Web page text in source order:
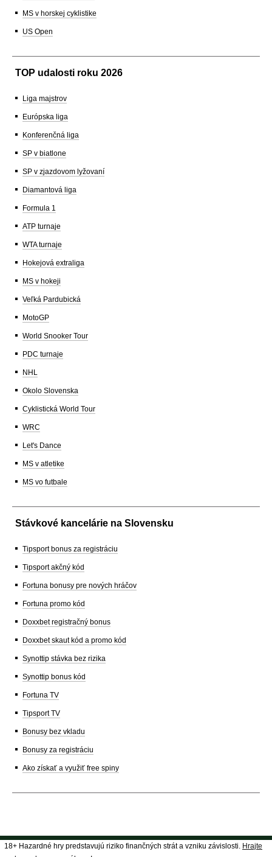
MS v horskej cyklistike
US Open
TOP udalosti roku 2026
Liga majstrov
Európska liga
Konferenčná liga
SP v biatlone
SP v zjazdovom lyžovaní
Diamantová liga
Formula 1
ATP turnaje
WTA turnaje
Hokejová extraliga
MS v hokeji
Veľká Pardubická
MotoGP
World Snooker Tour
PDC turnaje
NHL
Okolo Slovenska
Cyklistická World Tour
WRC
Let's Dance
MS v atletike
MS vo futbale
Stávkové kancelárie na Slovensku
Tipsport bonus za registráciu
Tipsport akčný kód
Fortuna bonusy pre nových hráčov
Fortuna promo kód
Doxxbet registračný bonus
Doxxbet skaut kód a promo kód
Synottip stávka bez rizika
Synottip bonus kód
Fortuna TV
Tipsport TV
Bonusy bez vkladu
Bonusy za registráciu
Ako získať a využiť free spiny
18+ Hazardné hry predstavujú riziko finančných strát a vzniku závislosti. Hrajte